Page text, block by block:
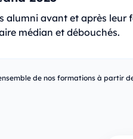
alumni avant et après
médian et débouchés.
de nos formations à partir